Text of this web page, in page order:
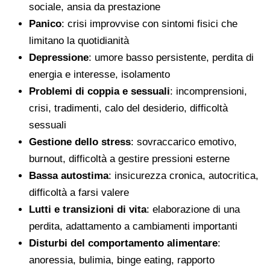
sociale, ansia da prestazione
Panico: crisi improvvise con sintomi fisici che
limitano la quotidianità
Depressione: umore basso persistente, perdita di
energia e interesse, isolamento
Problemi di coppia e sessuali: incomprensioni,
crisi, tradimenti, calo del desiderio, difficoltà
sessuali
Gestione dello stress: sovraccarico emotivo,
burnout, difficoltà a gestire pressioni esterne
Bassa autostima: insicurezza cronica, autocritica,
difficoltà a farsi valere
Lutti e transizioni di vita: elaborazione di una
perdita, adattamento a cambiamenti importanti
Disturbi del comportamento alimentare:
anoressia, bulimia, binge eating, rapporto